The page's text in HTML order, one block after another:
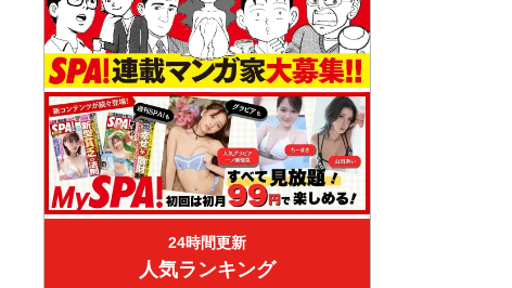
24時間更新
人気ランキング